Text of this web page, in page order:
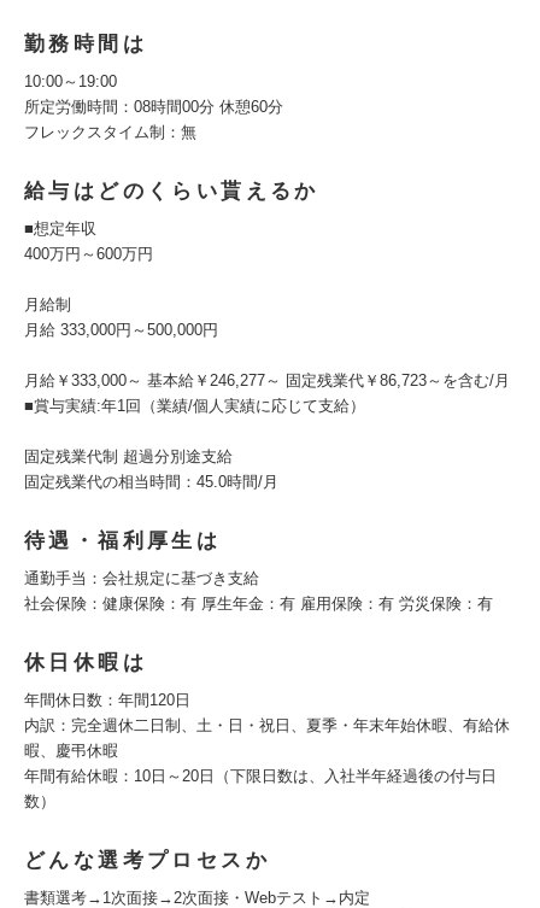
勤務時間は
10:00～19:00
所定労働時間：08時間00分 休憩60分
フレックスタイム制：無
給与はどのくらい貰えるか
■想定年収
400万円～600万円
月給制
月給 333,000円～500,000円
月給￥333,000～ 基本給￥246,277～ 固定残業代￥86,723～を含む/月
■賞与実績:年1回（業績/個人実績に応じて支給）
固定残業代制 超過分別途支給
固定残業代の相当時間：45.0時間/月
待遇・福利厚生は
通勤手当：会社規定に基づき支給
社会保険：健康保険：有 厚生年金：有 雇用保険：有 労災保険：有
休日休暇は
年間休日数：年間120日
内訳：完全週休二日制、土・日・祝日、夏季・年末年始休暇、有給休
暇、慶弔休暇
年間有給休暇：10日～20日（下限日数は、入社半年経過後の付与日
数）
どんな選考プロセスか
書類選考→1次面接→2次面接・Webテスト→内定